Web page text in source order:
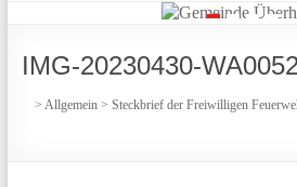
1 2 3 4
IMG-20230430-WA0052
>Allgemein >Steckbrief der Freiwilligen